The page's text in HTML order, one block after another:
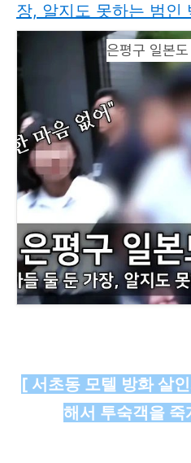
장, 알지도 못하는 범인
[ 서초동 모텔 방화 살
해서 투숙객을